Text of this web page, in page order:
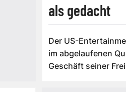
als gedacht
Der US-
im abgelaufenen
Geschäft seiner